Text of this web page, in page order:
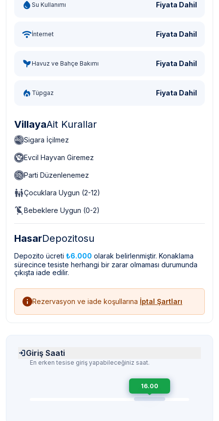
Su Kullanımı Fiyata Dahil
İnternet Fiyata Dahil
Havuz ve Bahçe Bakımı Fiyata Dahil
Tüpgaz Fiyata Dahil
VillayaAit Kurallar
Sigara İçilmez
Evcil Hayvan Giremez
Parti Düzenlenemez
Çocuklara Uygun (2-12)
Bebeklere Uygun (0-2)
HasarDepozitosu
Depozito ücreti ₺6.000 olarak belirlenmiştir. Konaklama
sürecince tesiste herhangi bir zarar olmaması durumunda
çıkışta iade edilir.
Rezervasyon ve iade koşullarına İptal Şartları
Giriş Saati
En erken tesise giriş yapabileceğiniz saat.
16.00